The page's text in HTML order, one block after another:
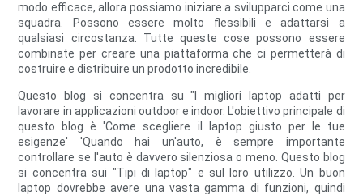
modo efficace, allora possiamo iniziare a svilupparci come una
squadra. Possono essere molto flessibili e adattarsi a
qualsiasi circostanza. Tutte queste cose possono essere
combinate per creare una piattaforma che ci permetterà di
costruire e distribuire un prodotto incredibile.
Questo blog si concentra su "I migliori laptop adatti per
lavorare in applicazioni outdoor e indoor. L'obiettivo principale di
questo blog è 'Come scegliere il laptop giusto per le tue
esigenze' 'Quando hai un'auto, è sempre importante
controllare se l'auto è davvero silenziosa o meno. Questo blog
si concentra sui "Tipi di laptop" e sul loro utilizzo. Un buon
laptop dovrebbe avere una vasta gamma di funzioni, quindi